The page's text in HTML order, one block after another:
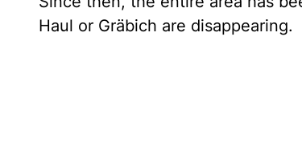
Haul or Gräbich are disappearing.